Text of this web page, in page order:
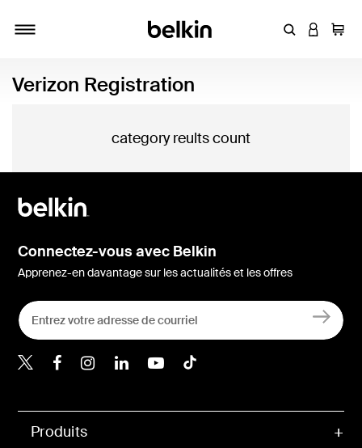
Entrez un
Verizon Registration
category reults count
Produits
Connectez-vous avec Belkin
Apprenez-en davantage sur les actualités et les offres
Belkin Twitter
Belkin Facebook
Belkin Instagram
Belkin LinkedIn
Belkin Youtube
Belkin TikTok